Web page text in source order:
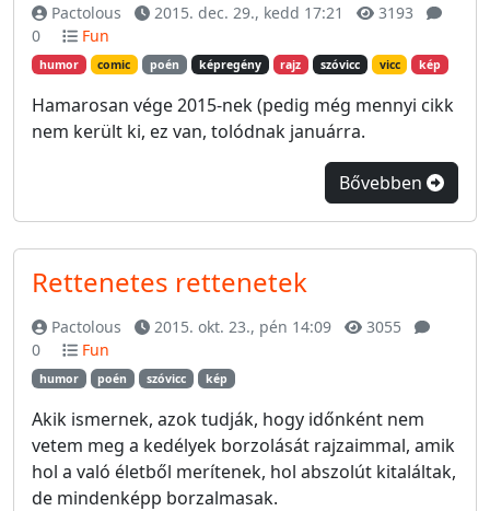
Pactolous 2015. dec. 29., kedd 17:21
3193
0
Fun
humor comic poén képregény rajz szóvicc vicc kép
Hamarosan vége 2015-nek (pedig még mennyi cikk
nem került ki, ez van, tolódnak januárra.
Bővebben
Rettenetes rettenetek
Pactolous 2015. okt. 23., pén 14:09
3055
0
Fun
humor poén szóvicc kép
Akik ismernek, azok tudják, hogy időnként nem
vetem meg a kedélyek borzolását rajzaimmal, amik
hol a való életből merítenek, hol abszolút kitaláltak,
de mindenképp borzalmasak.